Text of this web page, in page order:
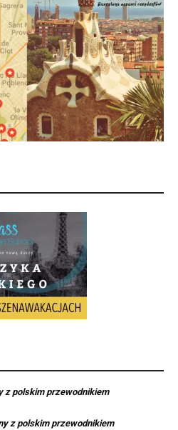
z polskim przewodnikiem
z polskim przewodnikiem